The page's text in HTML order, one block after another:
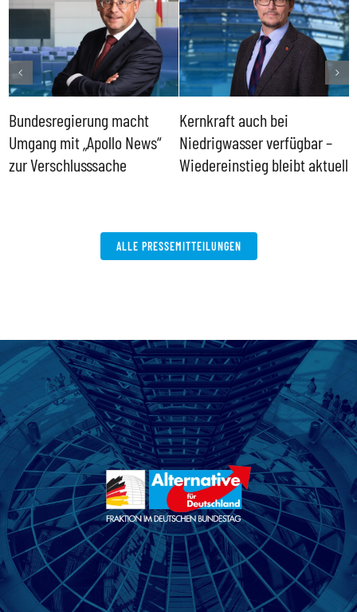
Bundesregierung macht
Umgang mit „Apollo News“
zur Verschlusssache
Kernkraft auch bei
Niedrigwasser verfügbar –
Wiedereinstieg bleibt aktuell
ALLE PRESSEMITTEILUNGEN